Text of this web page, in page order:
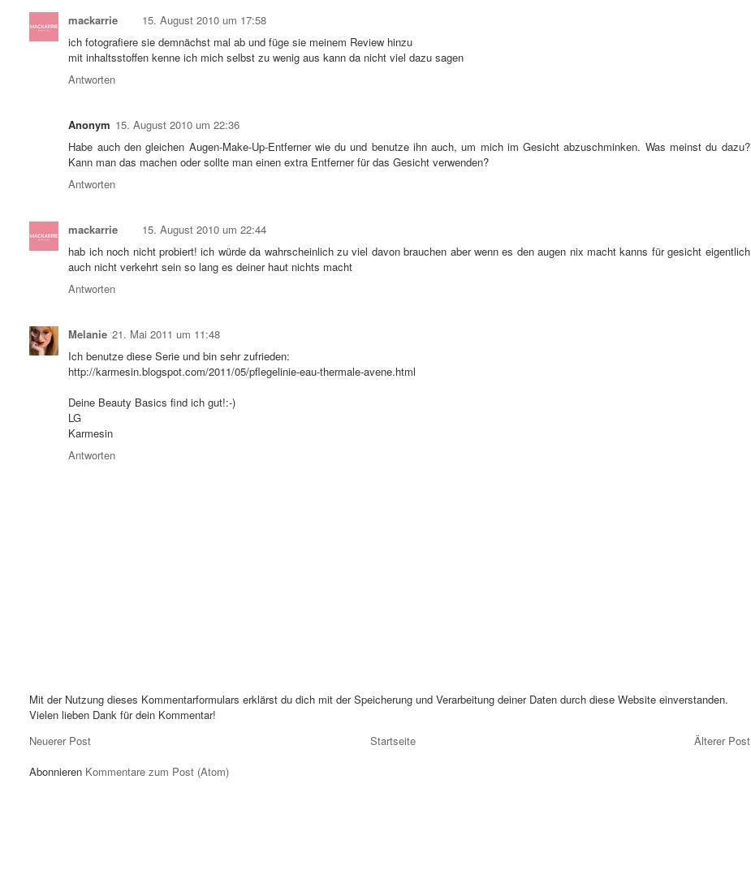
mackarrie
15. August 2010 um 17:58
ich fotografiere sie demnächst mal ab und füge sie meinem Review hinzu
mit inhaltsstoffen kenne ich mich selbst zu wenig aus kann da nicht viel dazu sagen
Antworten
Anonym 15. August 2010 um 22:36
Habe auch den gleichen Augen-Make-Up-Entferner wie du und benutze ihn auch, um mich im Gesicht abzuschminken. Was meinst du dazu?
Kann man das machen oder sollte man einen extra Entferner für das Gesicht verwenden?
Antworten
mackarrie
15. August 2010 um 22:44
hab ich noch nicht probiert! ich würde da wahrscheinlich zu viel davon brauchen aber wenn es den augen nix macht kanns für gesicht eigentlich
auch nicht verkehrt sein so lang es deiner haut nichts macht
Antworten
Melanie 21. Mai 2011 um 11:48
Ich benutze diese Serie und bin sehr zufrieden:
http://karmesin.blogspot.com/2011/05/pflegelinie-eau-thermale-avene.html
Deine Beauty Basics find ich gut!:-)
LG
Karmesin
Antworten
Mit der Nutzung dieses Kommentarformulars erklärst du dich mit der Speicherung und Verarbeitung deiner Daten durch diese Website einverstanden.
Vielen lieben Dank für dein Kommentar!
Neuerer Post
Älterer Post
Startseite
Abonnieren Kommentare zum Post (Atom)